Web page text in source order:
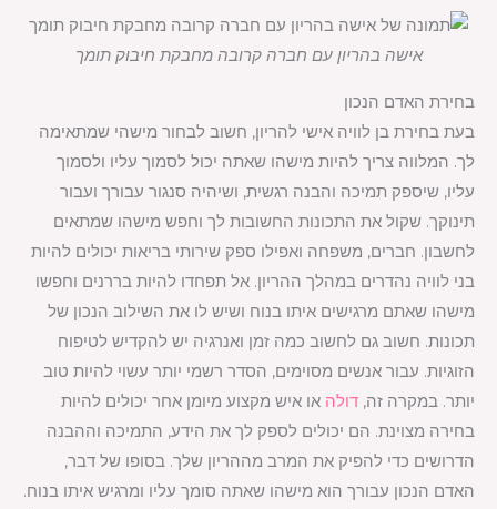
אישה בהריון עם חברה קרובה מחבקת חיבוק תומך
בחירת האדם הנכון
בעת בחירת בן לוויה אישי להריון, חשוב לבחור מישהי שמתאימה
לך. המלווה צריך להיות מישהו שאתה יכול לסמוך עליו ולסמוך
עליו, שיספק תמיכה והבנה רגשית, ושיהיה סנגור עבורך ועבור
תינוקך. שקול את התכונות החשובות לך וחפש מישהו שמתאים
לחשבון. חברים, משפחה ואפילו ספק שירותי בריאות יכולים להיות
בני לוויה נהדרים במהלך ההריון. אל תפחדו להיות בררנים וחפשו
מישהו שאתם מרגישים איתו בנוח ושיש לו את השילוב הנכון של
תכונות. חשוב גם לחשוב כמה זמן ואנרגיה יש להקדיש לטיפוח
הזוגיות. עבור אנשים מסוימים, הסדר רשמי יותר עשוי להיות טוב
יותר. במקרה זה, דולה או איש מקצוע מיומן אחר יכולים להיות
בחירה מצוינת. הם יכולים לספק לך את הידע, התמיכה וההבנה
הדרושים כדי להפיק את המרב מההריון שלך. בסופו של דבר,
האדם הנכון עבורך הוא מישהו שאתה סומך עליו ומרגיש איתו בנוח.